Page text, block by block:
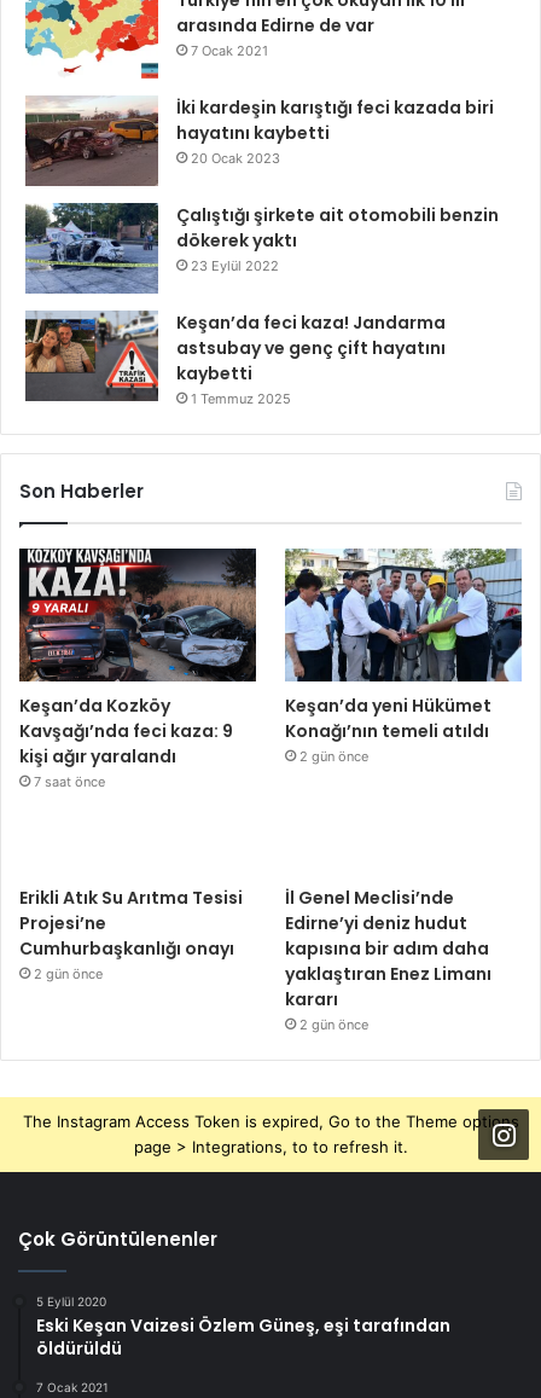
arasında Edirne de var
7 Ocak 2021
İki kardeşin karıştığı feci kazada biri
hayatını kaybetti
20 Ocak 2023
Çalıştığı şirkete ait otomobili benzin
dökerek yaktı
23 Eylül 2022
Keşan’da feci kaza! Jandarma
astsubay ve genç çift hayatını
kaybetti
1 Temmuz 2025
Son Haberler
Keşan’da Kozköy
Kavşağı’nda feci kaza: 9
kişi ağır yaralandı
7 saat önce
Keşan’da yeni Hükümet
Konağı’nın temeli atıldı
2 gün önce
Erikli Atık Su Arıtma Tesisi
Projesi’ne
Cumhurbaşkanlığı onayı
2 gün önce
İl Genel Meclisi’nde
Edirne’yi deniz hudut
kapısına bir adım daha
yaklaştıran Enez Limanı
kararı
2 gün önce
The Instagram Access Token is expired, Go to the Theme options
page > Integrations, to to refresh it.
Çok Görüntülenenler
5 Eylül 2020
Eski Keşan Vaizesi Özlem Güneş, eşi tarafından
öldürüldü
7 Ocak 2021